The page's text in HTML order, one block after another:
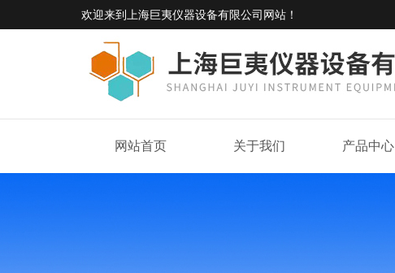
欢迎来到 上海巨夷仪器设备有限公司网站 ！
网站首页 关于我们 产品中心